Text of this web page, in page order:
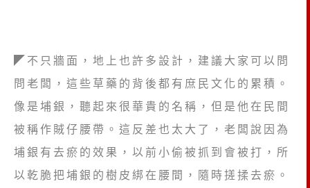
◤不只牆面，地上也許多設計，建議大家可以問
問老闆，這些草藥的背後都有庶民文化的累積。
像是埔銀，聽起來很華貴的名稱，但是他在民間
被稱作賊仔腰帶。這反差也太大了，老闆說因為
埔銀有去瘀的效果，以前小偷被抓到會被打，所
以乾脆把埔銀的樹皮綁在腰間，隨時搓揉去瘀。